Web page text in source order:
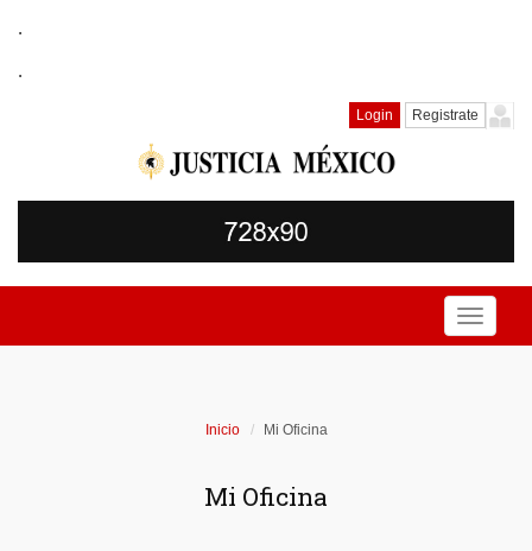
.
.
Login Registrate
Toggle
Inicio Mi Oficina
Mi Oficina